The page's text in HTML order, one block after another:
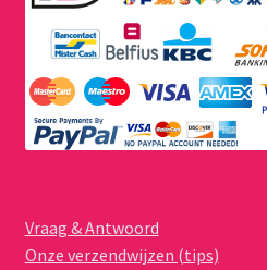
Vraag & Antwoord
Onze verzendwijzen (tips)